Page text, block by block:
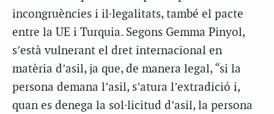
incongruències i il·legalitats, també el pacte
entre la UE i Turquia. Segons Gemma Pinyol,
s’està vulnerant el dret internacional en
matèria d’asil, ja que, de manera legal, “si la
persona demana l’asil, s’atura l’extradició i,
quan es denega la sol·licitud d’asil, la persona